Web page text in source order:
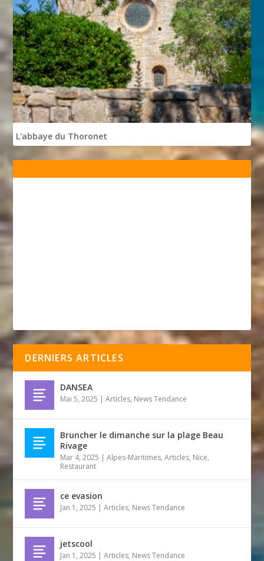
L'abbaye du Thoronet
DERNIERS ARTICLES
DANSEA
Mai 5, 2025 |Articles, News Tendance
Bruncher le dimanche sur la plage Beau
Rivage
Mar 4, 2025 |Alpes-Maritimes,Articles, Nice,
Restaurant
ce evasion
Jan 1, 2025 |Articles, News Tendance
jetscool
Jan 1, 2025 |Articles, News Tendance